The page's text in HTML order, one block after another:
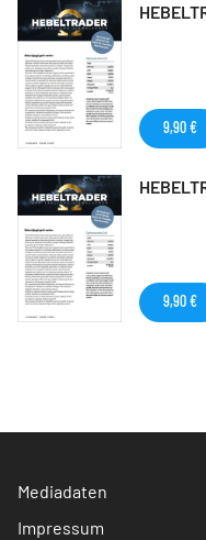
9,90 €
9,90 €
Mediadaten
Impressum